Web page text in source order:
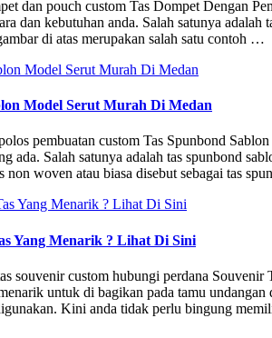
dan pouch custom Tas Dompet Dengan
dan kebutuhan anda. Salah satunya
di atas merupakan salah satu contoh …
Model Serut Murah Di Medan
pembuatan custom Tas Spunbond
ada. Salah satunya adalah tas spunbond
non woven atau biasa disebut sebagai tas
Yang Menarik ? Lihat Di Sini
souvenir custom hubungi perdana
untuk di bagikan pada tamu
Kini anda tidak perlu bingung